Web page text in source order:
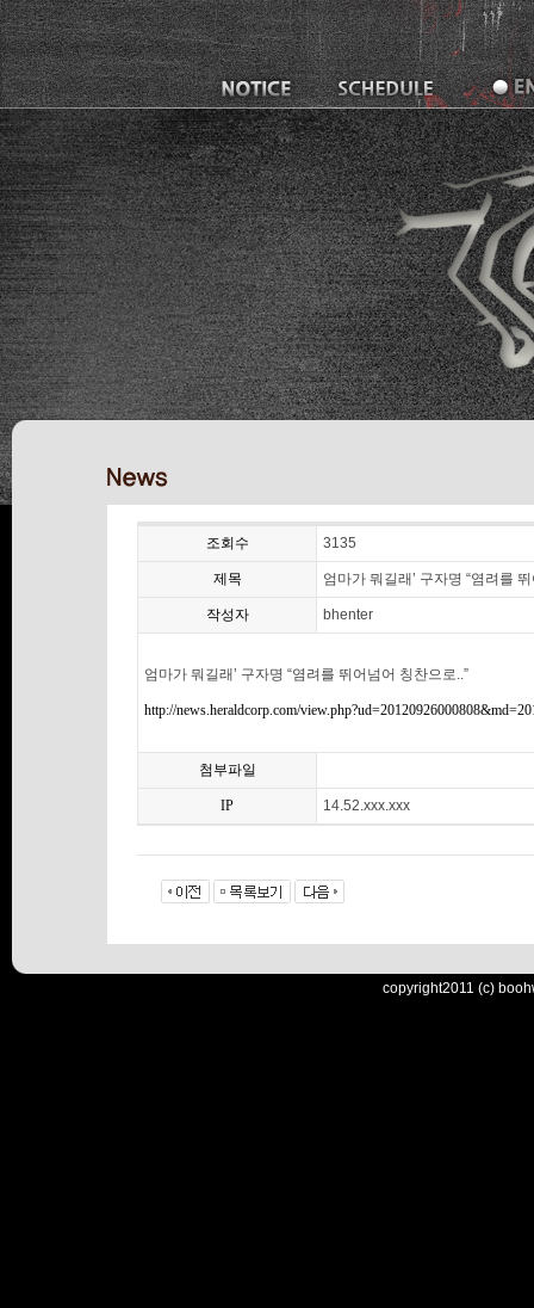
조회수 3135
제목 엄마가 뭐길래’ 구자명 “염려를
작성자 bhenter
엄마가 뭐길래’ 구자명 “염려를 뛰어넘어 칭찬으로..”
http://news.heraldcorp.com/
첨부파일
IP 14.52.xxx.xxx
copyright2011 (c)